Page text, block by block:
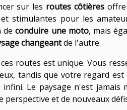
sur les routes côtières
stimulantes pour les
deconduire une moto, mais
changeantde l'autre.
routes est unique. Vous
tandis que votre regard
Le paysage n'est
et de nouveaux